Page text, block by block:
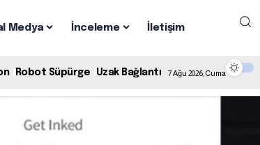
Medya İnceleme İletişim
Robot Süpürge Uzak Bağlantı 7 Ağu 2026, Cuma